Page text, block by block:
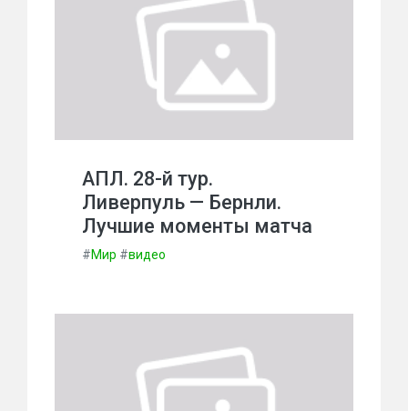
АПЛ. 28-й тур.
Ливерпуль — Бернли.
Лучшие моменты матча
#Мир #видео